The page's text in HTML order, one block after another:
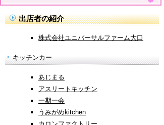
出店者の紹介
株式会社ユニバーサルファーム大口
キッチンカー
あじまる
アスリートキッチン
一期一会
うみがめkitchen